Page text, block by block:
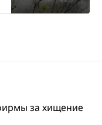
за хищение